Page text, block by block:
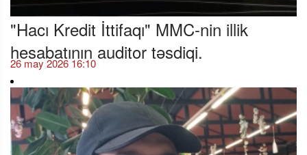
"Hacı Kredit İttifaqı" MMC-nin illik
hesabatının auditor təsdiqi.
26 may 2026 16:10